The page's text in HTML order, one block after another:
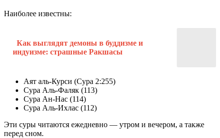
Наиболее известны:
Как выглядят демоны в буддизме и
индуизме: страшные Ракшасы
Аят аль-Курси (Сура 2:255)
Сура Аль-Фаляк (113)
Сура Ан-Нас (114)
Сура Аль-Ихлас (112)
Эти суры читаются ежедневно — утром и вечером, а также
перед сном.